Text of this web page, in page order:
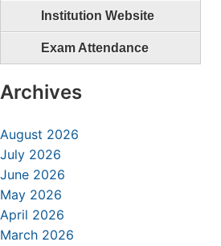
Institution Website
Exam Attendance
Archives
August 2026
July 2026
June 2026
May 2026
April 2026
March 2026